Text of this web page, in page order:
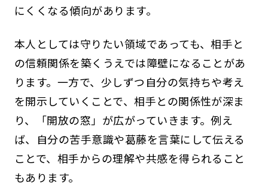
にくくなる傾向があります。
本人としては守りたい領域であっても、相手と
の信頼関係を築くうえでは障壁になることがあ
ります。一方で、少しずつ自分の気持ちや考え
を開示していくことで、相手との関係性が深ま
り、「開放の窓」が広がっていきます。例え
ば、自分の苦手意識や葛藤を言葉にして伝える
ことで、相手からの理解や共感を得られること
もあります。